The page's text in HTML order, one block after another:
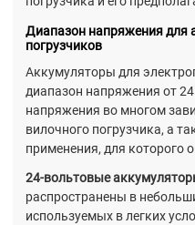
Диапазон напряжения для
погрузчиков
Аккумуляторы для
диапазон напряжения от
напряжения во многом
вилочного погрузчика, а
применения, для которого
24-вольтовые
распространены в
используемых в легких